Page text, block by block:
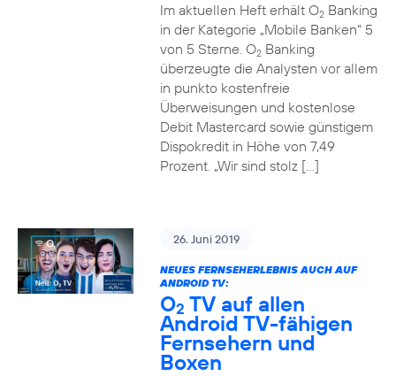
Im aktuellen Heft erhält O2Banking
in der Kategorie „Mobile Banken“ 5
von 5 Sterne. O2Banking
überzeugte die Analysten vor allem
in punkto kostenfreie
Überweisungen und kostenlose
Debit Mastercard sowie günstigem
Dispokredit in Höhe von 7,49
Prozent. „Wir sind stolz […]
26. Juni 2019
NEUES FERNSEHERLEBNIS AUCH AUF
ANDROID TV:
O2 TV auf allen
Android TV-fähigen
Fernsehern und
Boxen